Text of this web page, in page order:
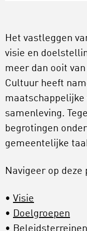
Het vastleggen
visie en
meer dan ooit
Cultuur heeft
maatschappelijke
samenleving.
begrotingen
gemeentelijke
Navigeer op deze
Visie
Doelgroepen
Beleidsterreinen